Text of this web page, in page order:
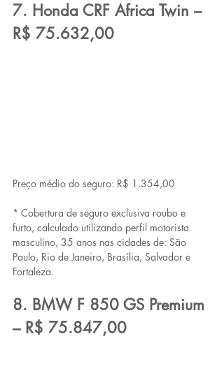
7. Honda CRF Africa Twin –
R$ 75.632,00
Preço médio do seguro: R$ 1.354,00
* Cobertura de seguro exclusiva roubo e
furto, calculado utilizando perfil motorista
masculino, 35 anos nas cidades de: São
Paulo, Rio de Janeiro, Brasília, Salvador e
Fortaleza.
8. BMW F 850 GS Premium
– R$ 75.847,00